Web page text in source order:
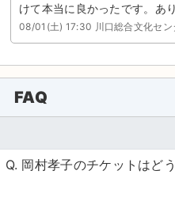
けて本当に良かったです。あ
08/01(土) 17:30 川口総合文化セン
FAQ
Q. 岡村孝子のチケットはど